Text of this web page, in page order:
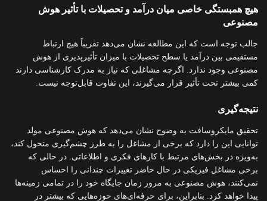
هیچ همبستگی خاصی میان درآمد و تحصیلات با تأثیر هوش
مصنوعی
جالب توجه است که این مطالعه نشان می‌دهد تقریباً هیچ ارتباط
مستقیمی بین درآمد یا سطح تحصیلات با میزان تأثیرپذیری از هوش
مصنوعی وجود ندارد. اگرچه مشاغلی که نیاز به مدرک کارشناسی دارند
کمی بیشتر تحت تأثیر قرار می‌گیرند، این تفاوت قابل‌توجه نیست.
نتیجه‌گیری
تحقیق مایکروسافت به وضوح نشان می‌دهد که هوش مصنوعی مولد
توانایی این را دارد که برخی از مشاغل را به طرز چشم‌گیری متحول کند،
به‌ویژه در بخش‌های مرتبط با کارهای فکری و اطلاعاتی. در حالی که
برخی مشاغل فیزیکی در حال حاضر تغییرات چندانی را احساس
نمی‌کنند، هوش مصنوعی به مرور زمان جایگاه خود را در تمامی زمینه‌ها
پیدا خواهد کرد. بنابراین، برای حرفه‌ای‌های حوزه‌هایی که بیشتر در